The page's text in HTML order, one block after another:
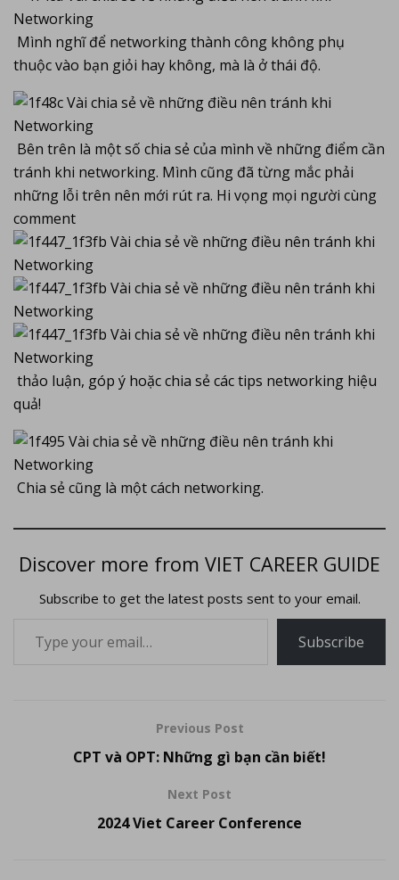
Mình nghĩ để networking thành công không phụ
thuộc vào bạn giỏi hay không, mà là ở thái độ.
Bên trên là một số chia sẻ của mình về những điểm cần
tránh khi networking. Mình cũng đã từng mắc phải
những lỗi trên nên mới rút ra. Hi vọng mọi người cùng
comment
thảo luận, góp ý hoặc chia sẻ các tips networking hiệu
quả!
Chia sẻ cũng là một cách networking.
Discover more from VIET CAREER GUIDE
Subscribe to get the latest posts sent to your email.
Subscribe
Previous Post
CPT và OPT: Những gì bạn cần biết!
Next Post
2024 Viet Career Conference